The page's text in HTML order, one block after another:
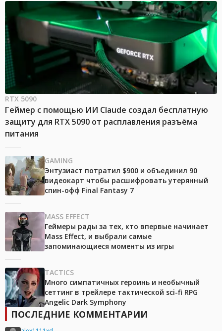
RTX 5090
Геймер с помощью ИИ Claude создал бесплатную
защиту для RTX 5090 от расплавления разъёма
питания
GAMING
Энтузиаст потратил $900 и объединил 90
видеокарт чтобы расшифровать утерянный
спин-офф Final Fantasy 7
MASS EFFECT
Геймеры рады за тех, кто впервые начинает
Mass Effect, и выбрали самые
запоминающиеся моменты из игры
TACTICS
Много симпатичных героинь и необычный
сеттинг в трейлере тактической sci-fi RPG
Angelic Dark Symphony
ПОСЛЕДНИЕ КОММЕНТАРИИ